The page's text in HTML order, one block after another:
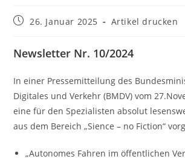
Beitrag26. Januar 2025 Artikel drucken
Newsletter Nr. 10/2024
In einer Pressemitteilung des
Digitales und Verkehr (BMDV) vom
eine für den Spezialisten absolut
aus dem Bereich „Sience – no Fiction“
„Autonomes Fahren im öffentlichen